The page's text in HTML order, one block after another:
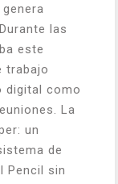
las
este
trabajo
digital como
La
un
de
Pencil sin